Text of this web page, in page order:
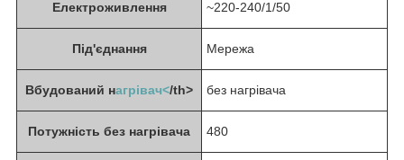
Електроживлення ~220-240/1/50
Під'єднання Мережа
Вбудований нагрівач</th> без нагрівача
Потужність без нагрівача 480